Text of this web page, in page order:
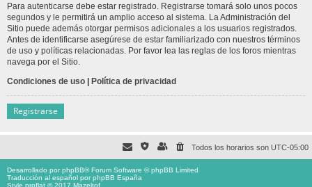
Para autenticarse debe estar registrado. Registrarse tomará solo unos pocos
segundos y le permitirá un amplio acceso al sistema. La Administración del
Sitio puede además otorgar permisos adicionales a los usuarios registrados.
Antes de identificarse asegúrese de estar familiarizado con nuestros términos
de uso y políticas relacionadas. Por favor lea las reglas de los foros mientras
navega por el Sitio.
Condiciones de uso | Política de privacidad
Registrarse
Todos los horarios son UTC-05:00
Desarrollado porphpBB® Forum Software © phpBB Limited
Traducción al español porphpBB España
Style proflat © 2017 Mazeltof